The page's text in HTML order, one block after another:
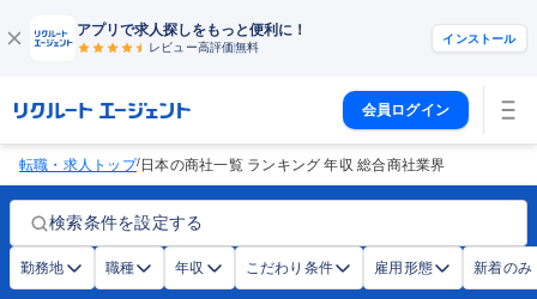
アプリで求人探しをもっと便利に！
レビュー高評価無料
インストール
会員ログイン
転職・求人トップ/日本の商社一覧 ランキング 年収 総合商社業界
検索条件を設定する
勤務地 職種 年収 こだわり条件 雇用形態 新着のみ